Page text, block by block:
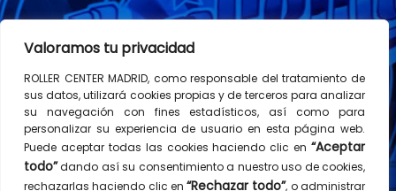
Valoramos tu privacidad
ROLLER CENTER MADRID, como responsable del tratamiento de
sus datos, utilizará cookies propias y de terceros para analizar
su navegación con fines estadísticos, así como para
personalizar su experiencia de usuario en esta página web.
Puede aceptar todas las cookies haciendo clic en “Aceptar
todo”dando así su consentimiento a nuestro uso de cookies,
rechazarlas haciendo clic en“Rechazar todo”, o administrar
© Copyright 2026 Roller Center Madrid